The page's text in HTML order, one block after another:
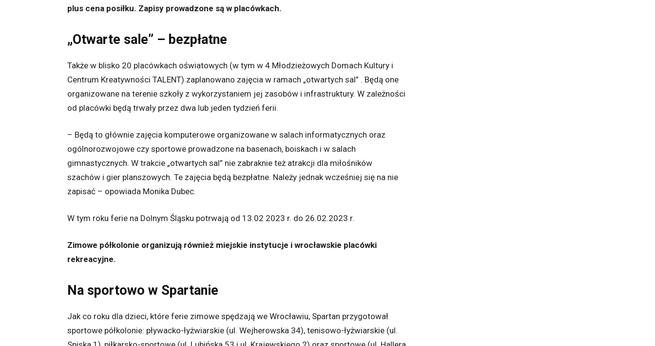
plus cena posiłku. Zapisy prowadzone są w placówkach.
„Otwarte sale” – bezpłatne
Także w blisko 20 placówkach oświatowych (w tym w 4 Młodzieżowych Domach Kultury i
Centrum Kreatywności TALENT) zaplanowano zajęcia w ramach „otwartych sal” . Będą one
organizowane na terenie szkoły z wykorzystaniem jej zasobów i infrastruktury. W zależności
od placówki będą trwały przez dwa lub jeden tydzień ferii.
– Będą to głównie zajęcia komputerowe organizowane w salach informatycznych oraz
ogólnorozwojowe czy sportowe prowadzone na basenach, boiskach i w salach
gimnastycznych. W trakcie „otwartych sal” nie zabraknie też atrakcji dla miłośników
szachów i gier planszowych. Te zajęcia będą bezpłatne. Należy jednak wcześniej się na nie
zapisać – opowiada Monika Dubec.
W tym roku ferie na Dolnym Śląsku potrwają od 13.02 2023 r. do 26.02.2023 r.
Zimowe półkolonie organizują również miejskie instytucje i wrocławskie placówki
rekreacyjne.
Na sportowo w Spartanie
Jak co roku dla dzieci, które ferie zimowe spędzają we Wrocławiu, Spartan przygotował
sportowe półkolonie: pływacko-łyżwiarskie (ul. Wejherowska 34), tenisowo-łyżwiarskie (ul.